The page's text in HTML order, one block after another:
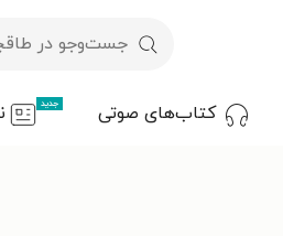
کتاب‌های صوتی جدید